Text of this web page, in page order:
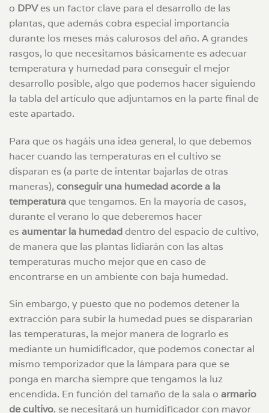
o DPVes un factor clave para el desarrollo de las
plantas, que además cobra especial importancia
durante los meses más calurosos del año. A grandes
rasgos, lo que necesitamos básicamente es adecuar
temperatura y humedad para conseguir el mejor
desarrollo posible, algo que podemos hacer siguiendo
la tabla del artículo que adjuntamos en la parte final de
este apartado.
Para que os hagáis una idea general, lo que debemos
hacer cuando las temperaturas en el cultivo se
disparan es (a parte de intentar bajarlas de otras
maneras), conseguir una humedad acorde a la
temperaturaque tengamos. En la mayoría de casos,
durante el verano lo que deberemos hacer
es aumentar la humedaddentro del espacio de cultivo,
de manera que las plantas lidiarán con las altas
temperaturas mucho mejor que en caso de
encontrarse en un ambiente con baja humedad.
Sin embargo, y puesto que no podemos detener la
extracción para subir la humedad pues se dispararían
las temperaturas, la mejor manera de lograrlo es
mediante un humidificador, que podemos conectar al
mismo temporizador que la lámpara para que se
ponga en marcha siempre que tengamos la luz
encendida. En función del tamaño de la sala o armario
de cultivo, se necesitará un humidificador con mayor